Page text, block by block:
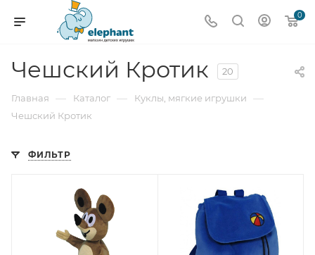
0
Чешский Кротик 20
Главная — Каталог — Куклы, мягкие игрушки —
Чешский Кротик
ФИЛЬТР